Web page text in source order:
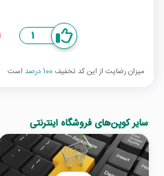
1
میزان رضایت از این کد تخفیف 100 درصد است
سایر کوپن‌های فروشگاه اینترنتی